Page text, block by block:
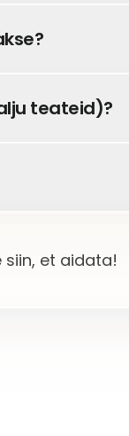
teateid)?
siin, et aidata!